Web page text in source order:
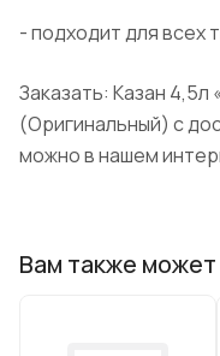
- подходит для всех
Заказать: Казан 4,5л
(Оригинальный) с
можно в нашем
Вам также